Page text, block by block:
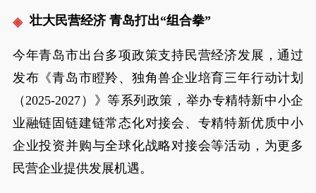
壮大民营经济 青岛打出“组合拳”
今年青岛市出台多项政策支持民营经济发展，通过
发布《青岛市瞪羚、独角兽企业培育三年行动计划
（2025-2027）》等系列政策，举办专精特新中小企
业融链固链建链常态化对接会、专精特新优质中小
企业投资并购与全球化战略对接会等活动，为更多
民营企业提供发展机遇。